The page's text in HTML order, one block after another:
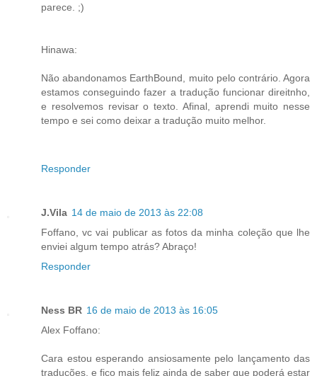
parece. ;)
Hinawa:
Não abandonamos EarthBound, muito pelo contrário. Agora
estamos conseguindo fazer a tradução funcionar direitnho,
e resolvemos revisar o texto. Afinal, aprendi muito nesse
tempo e sei como deixar a tradução muito melhor.
Responder
J.Vila 14 de maio de 2013 às 22:08
Foffano, vc vai publicar as fotos da minha coleção que lhe
enviei algum tempo atrás? Abraço!
Responder
Ness BR 16 de maio de 2013 às 16:05
Alex Foffano:
Cara estou esperando ansiosamente pelo lançamento das
traduções, e fico mais feliz ainda de saber que poderá estar